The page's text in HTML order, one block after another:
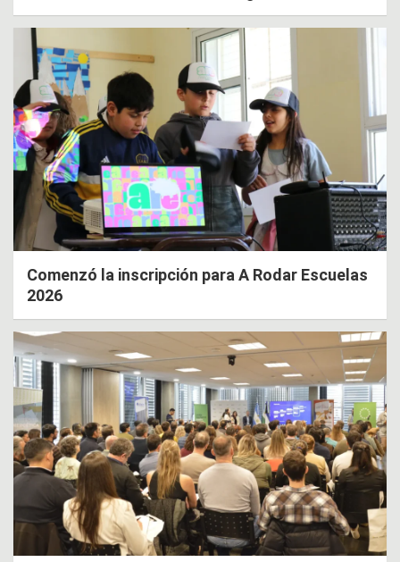
Comenzó la inscripción para A Rodar Escuelas
2026